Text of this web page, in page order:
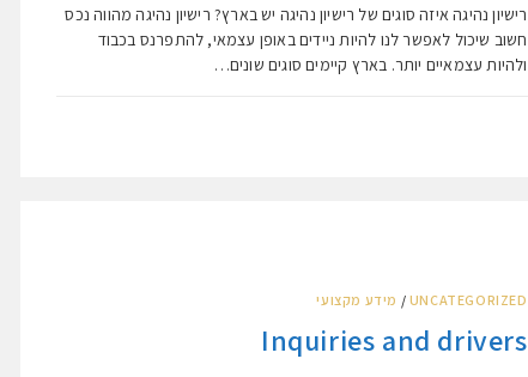
רישיון נהיגה איזה סוגים של רישיון נהיגה יש בארץ? רישיון נהיגה מהווה נכס
חשוב שיכול לאפשר לנו להיות ניידים באופן עצמאי, להתפרנס בכבוד
ולהיות עצמאיים יותר. בארץ קיימים סוגים שונים…
UNCATEGORIZED
/ מידע מקצועי
Inquiries and drivers